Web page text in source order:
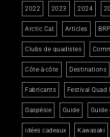
2022 2023 2024
Arctic Cat Articles BRP
Clubs de quadistes
Côte-à-côte Destinations
Fabricants Festival Quad
Gaspésie Guide Guide
idées cadeaux Kawasaki